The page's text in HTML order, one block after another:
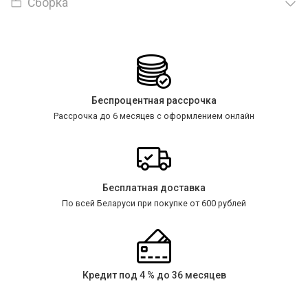
Сборка
Беспроцентная рассрочка
Рассрочка до 6 месяцев с оформлением онлайн
Бесплатная доставка
По всей Беларуси при покупке от 600 рублей
Кредит под 4 % до 36 месяцев